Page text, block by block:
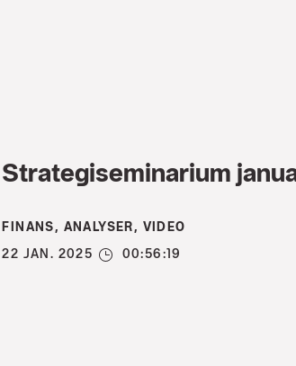
Strategiseminarium
FINANS, ANALYSER, VIDEO
22 JAN. 2025
00:56:19